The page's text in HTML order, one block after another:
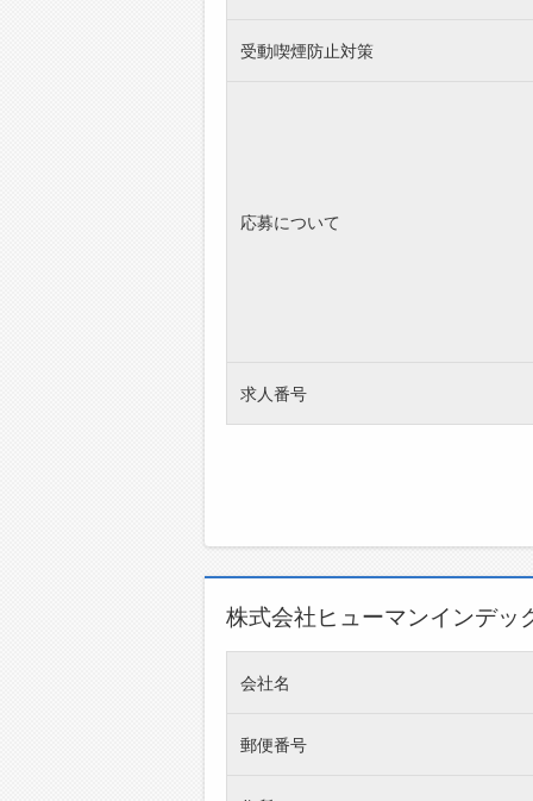
受動喫煙防止対策
応募について
求人番号
株式会社ヒューマンインデッ
会社名
郵便番号